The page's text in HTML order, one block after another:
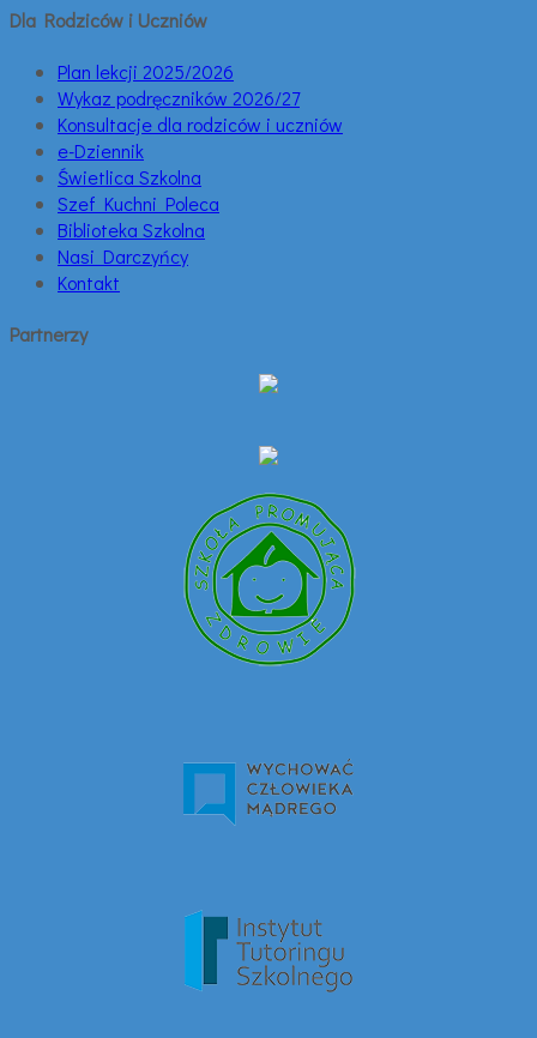
Dla Rodziców i Uczniów
Plan lekcji 2025/2026
Wykaz podręczników 2026/27
Konsultacje dla rodziców i uczniów
e-Dziennik
Świetlica Szkolna
Szef Kuchni Poleca
Biblioteka Szkolna
Nasi Darczyńcy
Kontakt
Partnerzy